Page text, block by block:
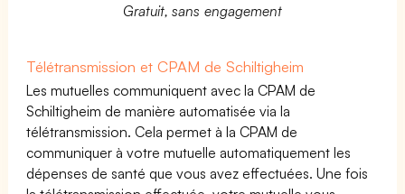
Gratuit, sans engagement
Télétransmission et CPAM de Schiltigheim
Les mutuelles communiquent avec la CPAM de
Schiltigheim de manière automatisée via la
télétransmission. Cela permet à la CPAM de
communiquer à votre mutuelle automatiquement les
dépenses de santé que vous avez effectuées. Une fois